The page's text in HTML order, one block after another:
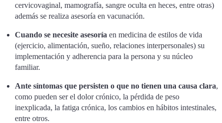
cervicovaginal, mamografía, sangre oculta en heces, entre otras)
además se realiza asesoría en vacunación.
Cuando se necesite asesoría en medicina de estilos de vida
(ejercicio, alimentación, sueño, relaciones interpersonales) su
implementación y adherencia para la persona y su núcleo
familiar.
Ante síntomas que persisten o que no tienen una causa clara,
como pueden ser el dolor crónico, la pérdida de peso
inexplicada, la fatiga crónica, los cambios en hábitos intestinales,
entre otros.